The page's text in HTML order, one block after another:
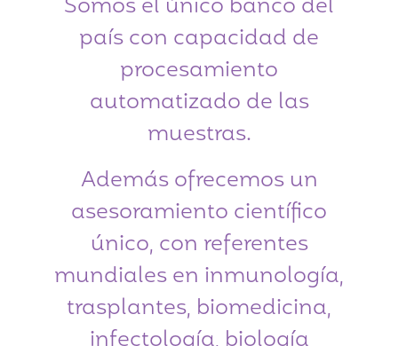
Somos el único banco del
país con capacidad de
procesamiento
automatizado de las
muestras.
Además ofrecemos un
asesoramiento científico
único, con referentes
mundiales en inmunología,
trasplantes, biomedicina,